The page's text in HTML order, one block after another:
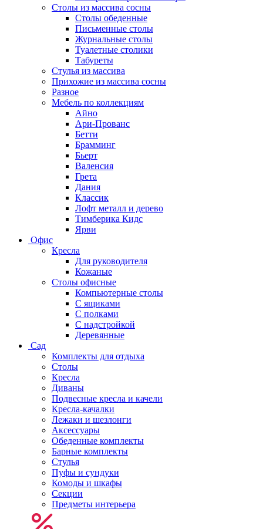
Столы из массива сосны
Столы обеденные
Письменные столы
Журнальные столы
Туалетные столики
Табуреты
Стулья из массива
Прихожие из массива сосны
Разное
Мебель по коллекциям
Айно
Ари-Прованс
Бетти
Брамминг
Бьерт
Валенсия
Грета
Дания
Классик
Лофт металл и дерево
Тимберика Кидс
Ярви
Офис
Кресла
Для руководителя
Кожаные
Столы офисные
Компьютерные столы
С ящиками
С полками
С надстройкой
Деревянные
Сад
Комплекты для отдыха
Столы
Кресла
Диваны
Подвесные кресла и качели
Кресла-качалки
Лежаки и шезлонги
Аксессуары
Обеденные комплекты
Барные комплекты
Стулья
Пуфы и сундуки
Комоды и шкафы
Секции
Предметы интерьера